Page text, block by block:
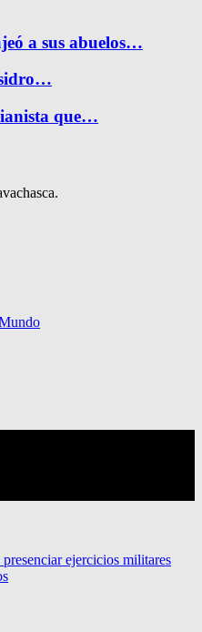
a sus abuelos…
que…
ejercicios militares